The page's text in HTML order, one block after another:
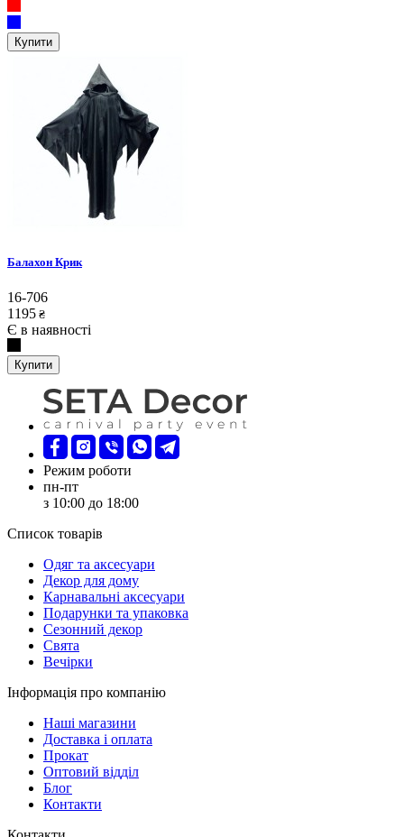
Купити
Балахон Крик
16-706
1195 ₴
Є в наявності
Купити
Режим роботи
пн-пт
з 10:00 до 18:00
Список товарів
Oдяг та аксесуари
Декор для дому
Карнавальні аксесуари
Подарунки та упаковка
Сезонний декор
Свята
Вечірки
Інформація про компанію
Наші магазини
Доставка і оплата
Прокат
Оптовий відділ
Блог
Контакти